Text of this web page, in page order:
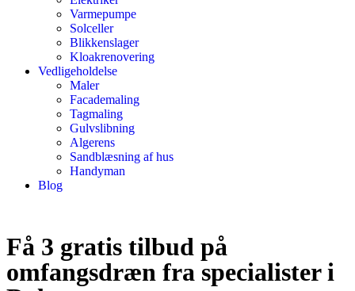
Varmepumpe
Solceller
Blikkenslager
Kloakrenovering
Vedligeholdelse
Maler
Facademaling
Tagmaling
Gulvslibning
Algerens
Sandblæsning af hus
Handyman
Blog
Få 3 gratis tilbud på
omfangsdræn fra specialister i